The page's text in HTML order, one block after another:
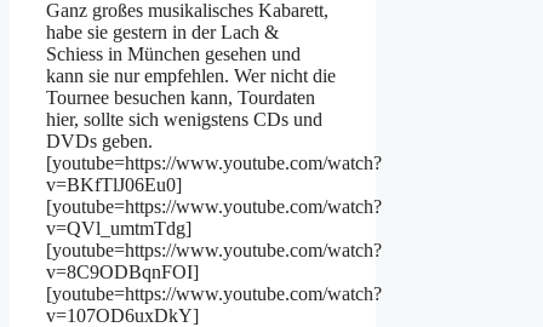
Ganz großes musikalisches Kabarett,
habe sie gestern in der Lach &
Schiess in München gesehen und
kann sie nur empfehlen. Wer nicht die
Tournee besuchen kann, Tourdaten
hier, sollte sich wenigstens CDs und
DVDs geben.
[youtube=https://www.youtube.com/watch?
v=BKfTlJ06Eu0]
[youtube=https://www.youtube.com/watch?
v=QVl_umtmTdg]
[youtube=https://www.youtube.com/watch?
v=8C9ODBqnFOI]
[youtube=https://www.youtube.com/watch?
v=107OD6uxDkY]